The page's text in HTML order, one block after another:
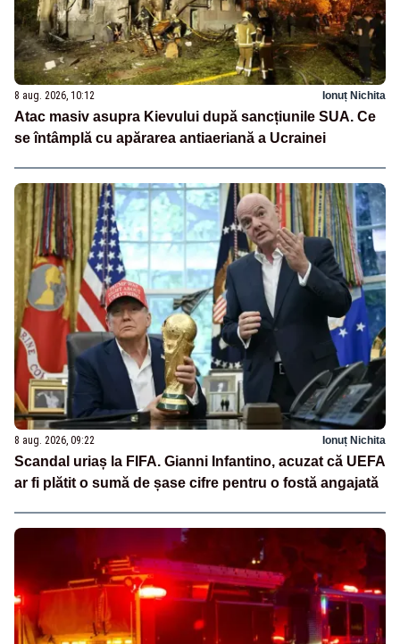
8 aug. 2026, 10:12 Ionuț Nichita
Atac masiv asupra Kievului după sancțiunile SUA. Ce
se întâmplă cu apărarea antiaeriană a Ucrainei
8 aug. 2026, 09:22 Ionuț Nichita
Scandal uriaș la FIFA. Gianni Infantino, acuzat că UEFA
ar fi plătit o sumă de șase cifre pentru o fostă angajată